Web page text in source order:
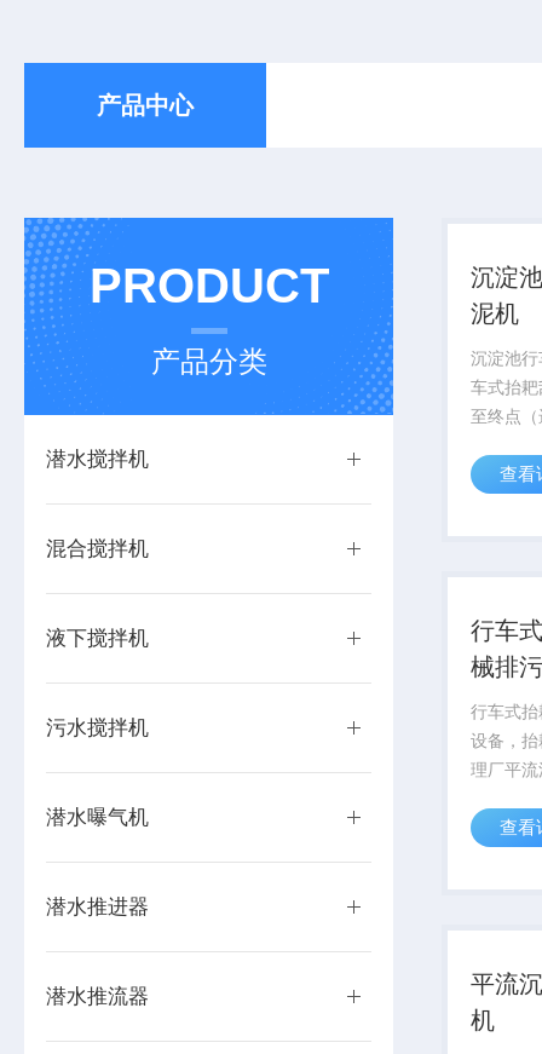
产品中心
PRODUCT
产品分类
潜水搅拌机
混合搅拌机
液下搅拌机
污水搅拌机
潜水曝气机
潜水推进器
潜水推流器
沉淀
泥机
沉淀池
车式抬
至终点
端向始
查看
行车
械排
行车式
设备，
理厂平
池面的
查看
平流
机